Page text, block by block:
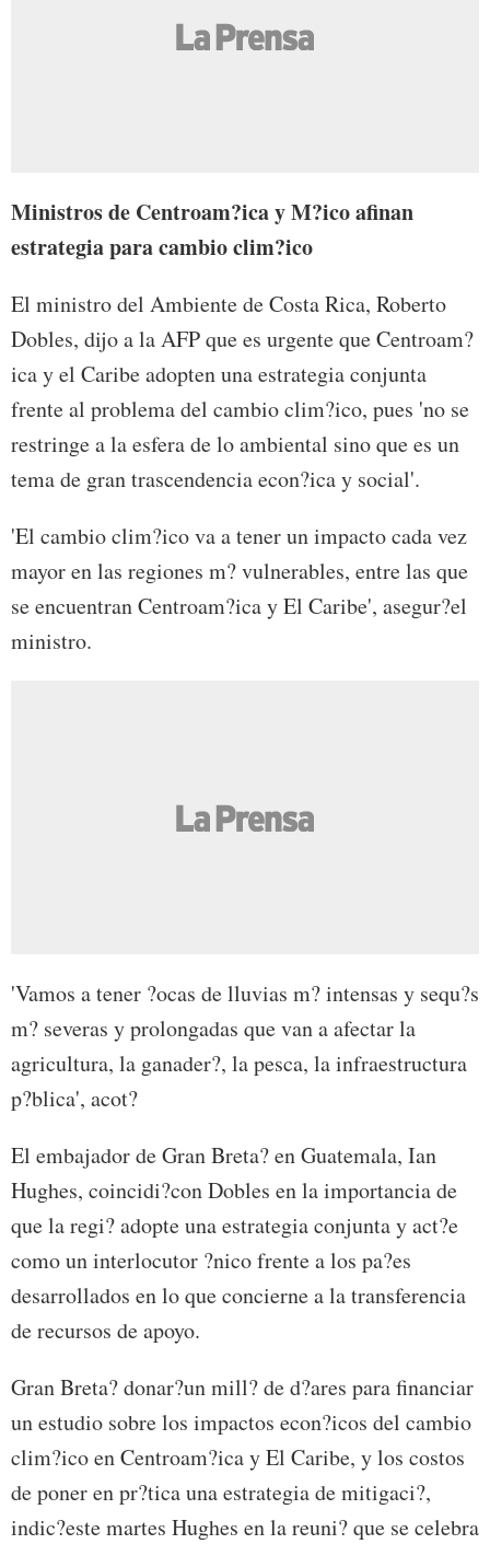
Ministros de Centroam?ica y M?ico afinan
estrategia para cambio clim?ico
El ministro del Ambiente de Costa Rica, Roberto
Dobles, dijo a la AFP que es urgente que Centroam?
ica y el Caribe adopten una estrategia conjunta
frente al problema del cambio clim?ico, pues 'no se
restringe a la esfera de lo ambiental sino que es un
tema de gran trascendencia econ?ica y social'.
'El cambio clim?ico va a tener un impacto cada vez
mayor en las regiones m? vulnerables, entre las que
se encuentran Centroam?ica y El Caribe', asegur?el
ministro.
'Vamos a tener ?ocas de lluvias m? intensas y sequ?s
m? severas y prolongadas que van a afectar la
agricultura, la ganader?, la pesca, la infraestructura
p?blica', acot?
El embajador de Gran Breta? en Guatemala, Ian
Hughes, coincidi?con Dobles en la importancia de
que la regi? adopte una estrategia conjunta y act?e
como un interlocutor ?nico frente a los pa?es
desarrollados en lo que concierne a la transferencia
de recursos de apoyo.
Gran Breta? donar?un mill? de d?ares para financiar
un estudio sobre los impactos econ?icos del cambio
clim?ico en Centroam?ica y El Caribe, y los costos
de poner en pr?tica una estrategia de mitigaci?,
indic?este martes Hughes en la reuni? que se celebra